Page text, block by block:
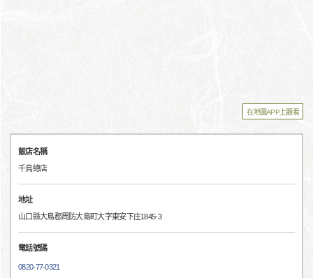
在地圖APP上觀看
飯店名稱
千鳥總店
地址
山口縣大島郡周防大島町大字東安下庄1845-3
電話號碼
0820-77-0321